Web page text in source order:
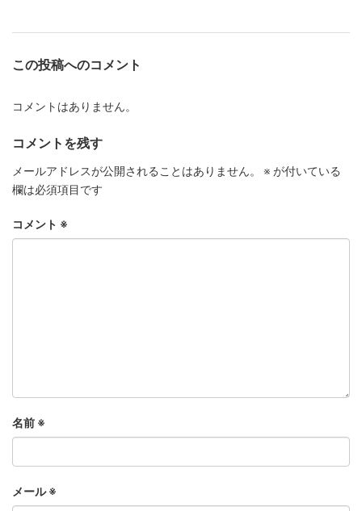
この投稿へのコメント
コメントはありません。
コメントを残す
メールアドレスが公開されることはありません。 ※ が付いている
欄は必須項目です
コメント ※
名前 ※
メール※